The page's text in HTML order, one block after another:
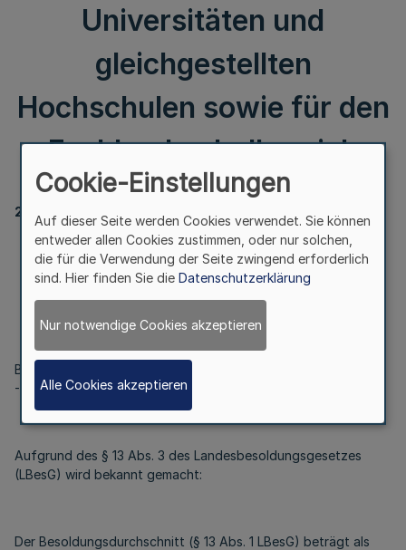
Universitäten und
gleichgestellten
Hochschulen sowie für den
Fachhochschulbereich
20320
Besoldungsdurchschnitt
für den Bereich der Universitäten und gleichgestellten
Hochschulen
sowie für den Fachhochschulbereich
Bek. d. Finanzministerium v. 31.5.2006
- B 2108 – 13.3 – IV 2 -
Aufgrund des § 13 Abs. 3 des Landesbesoldungsgesetzes
(LBesG) wird bekannt gemacht:
Der Besoldungsdurchschnitt (§ 13 Abs. 1 LBesG) beträgt als
Cookie-Einstellungen
Auf dieser Seite werden Cookies verwendet. Sie können
entweder allen Cookies zustimmen, oder nur solchen,
die für die Verwendung der Seite zwingend erforderlich
sind. Hier finden Sie die Datenschutzerklärung
Nur notwendige Cookies akzeptieren
Alle Cookies akzeptieren